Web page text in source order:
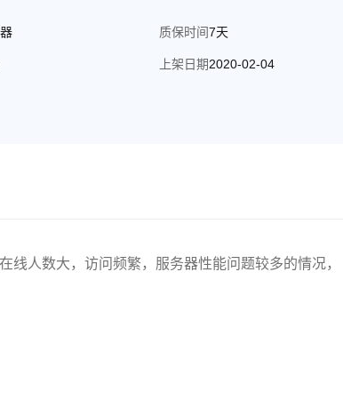
质保时间7天
上架日期2020-02-04
人数大，访问频繁，服务器性能问题较多的情况，